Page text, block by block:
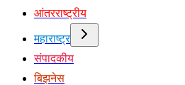
आंतरराष्ट्रीय
महाराष्ट्र
संपादकीय
बिझनेस